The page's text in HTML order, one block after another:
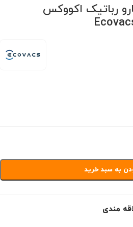
رباتیک اکووکس
به سبد خرید
مندی